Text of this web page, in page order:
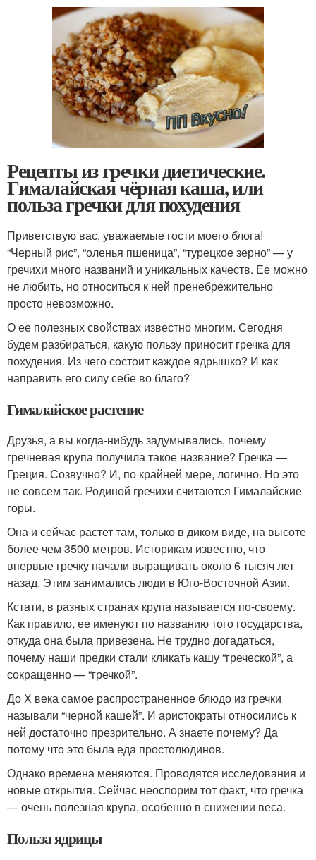
Рецепты из гречки диетические.
Гималайская чёрная каша, или
польза гречки для похудения
Приветствую вас, уважаемые гости моего блога!
“Черный рис”, “оленья пшеница”, “турецкое зерно” — у
гречихи много названий и уникальных качеств. Ее можно
не любить, но относиться к ней пренебрежительно
просто невозможно.
О ее полезных свойствах известно многим. Сегодня
будем разбираться, какую пользу приносит гречка для
похудения. Из чего состоит каждое ядрышко? И как
направить его силу себе во благо?
Гималайское растение
Друзья, а вы когда-нибудь задумывались, почему
гречневая крупа получила такое название? Гречка —
Греция. Созвучно? И, по крайней мере, логично. Но это
не совсем так. Родиной гречихи считаются Гималайские
горы.
Она и сейчас растет там, только в диком виде, на высоте
более чем 3500 метров. Историкам известно, что
впервые гречку начали выращивать около 6 тысяч лет
назад. Этим занимались люди в Юго-Восточной Азии.
Кстати, в разных странах крупа называется по-своему.
Как правило, ее именуют по названию того государства,
откуда она была привезена. Не трудно догадаться,
почему наши предки стали кликать кашу “греческой”, а
сокращенно — “гречкой”.
До Х века самое распространенное блюдо из гречки
называли “черной кашей”. И аристократы относились к
ней достаточно презрительно. А знаете почему? Да
потому что это была еда простолюдинов.
Однако времена меняются. Проводятся исследования и
новые открытия. Сейчас неоспорим тот факт, что гречка
— очень полезная крупа, особенно в снижении веса.
Польза ядрицы